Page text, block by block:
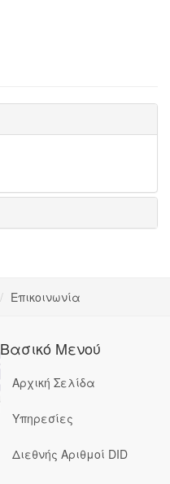
Επικοινωνία
Βασικό Μενού
Αρχική Σελίδα
Υπηρεσίες
Διεθνής Αριθμοί DID